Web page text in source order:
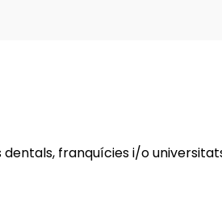
franquícies i/o